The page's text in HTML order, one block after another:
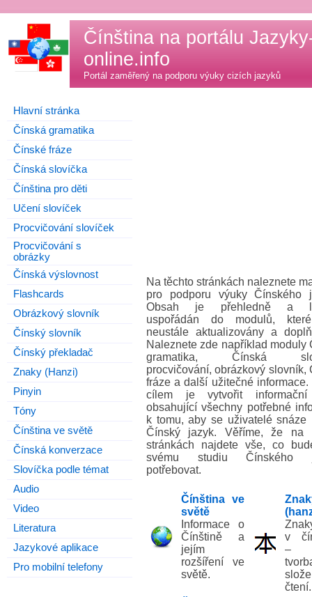
Čínština na portálu
online.info
Portál zaměřený na podporu výuky cizích jazyků
Hlavní stránka
Čínská gramatika
Čínské fráze
Čínská slovíčka
Čínština pro děti
Učení slovíček
Procvičování slovíček
Procvičování s
obrázky
Čínská výslovnost
Flashcards
Obrázkový slovník
Čínský slovník
Čínský překladač
Znaky (Hanzi)
Pinyin
Tóny
Čínština ve světě
Čínská konverzace
Slovíčka podle témat
Audio
Video
Literatura
Jazykové aplikace
Pro mobilní telefony
Na těchto stránkách naleznete
pro podporu výuky Čínského
Obsah je přehledně a
uspořádán do modulů,
neustále aktualizovány a
Naleznete zde například moduly
gramatika, Čínská
procvičování, obrázkový slovník,
fráze a další užitečné informace.
cílem je vytvořit
obsahující všechny potřebné
k tomu, aby se uživatelé snáze
Čínský jazyk. Věříme, že na
stránkách najdete vše, co
svému studiu Čínského
potřebovat.
Čínština ve
světě
Informace o
Čínštině a
jejím
rozšíření ve
světě.
v
–
čtení.